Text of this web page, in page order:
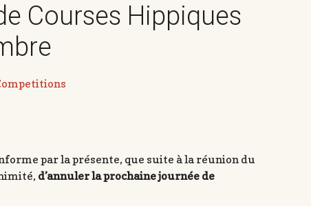
Courses Hippiques
par la présente, que suite à la réunion du
d’annuler la prochaine journée de